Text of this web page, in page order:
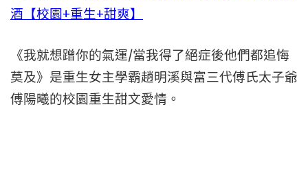
酒【校園+重生+甜爽】
《我就想蹭你的氣運/當我得了絕症後他們都追悔
莫及》是重生女主學霸趙明溪與富三代傅氏太子爺
傅陽曦的校園重生甜文愛情。